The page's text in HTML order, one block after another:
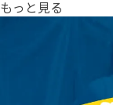
もっと見る